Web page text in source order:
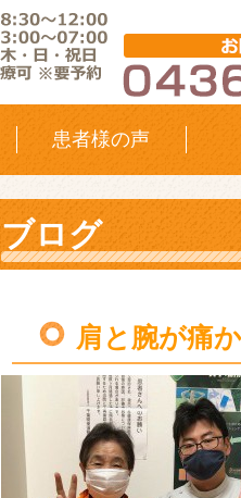
患者様の声
ブログ
肩と腕が痛